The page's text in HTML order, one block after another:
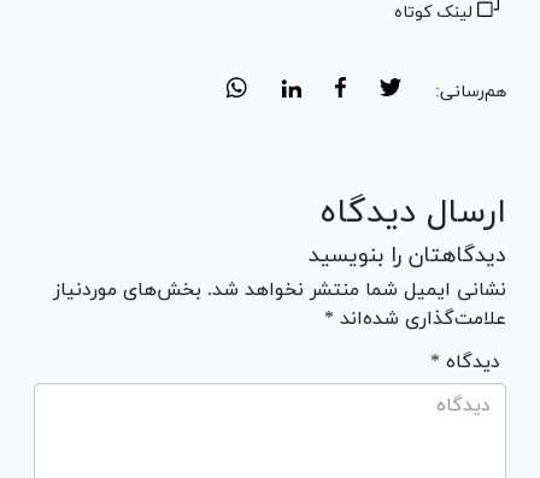
لینک کوتاه
هم‌رسانی:
ارسال دیدگاه
دیدگاهتان را بنویسید
نشانی ایمیل شما منتشر نخواهد شد. بخش‌های موردنیاز
علامت‌گذاری شده‌اند *
* دیدگاه